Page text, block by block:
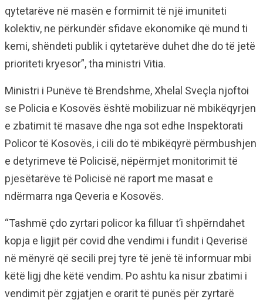
qytetarëve në masën e formimit të një imuniteti
kolektiv, ne përkundër sfidave ekonomike që mund ti
kemi, shëndeti publik i qytetarëve duhet dhe do të jetë
prioriteti kryesor”, tha ministri Vitia.
Ministri i Punëve të Brendshme, Xhelal Sveçla njoftoi
se Policia e Kosovës është mobilizuar në mbikëqyrjen
e zbatimit të masave dhe nga sot edhe Inspektorati
Policor të Kosovës, i cili do të mbikëqyrë përmbushjen
e detyrimeve të Policisë, nëpërmjet monitorimit të
pjesëtarëve të Policisë në raport me masat e
ndërmarra nga Qeveria e Kosovës.
“Tashmë çdo zyrtari policor ka filluar t’i shpërndahet
kopja e ligjit për covid dhe vendimi i fundit i Qeverisë
në mënyrë që secili prej tyre të jenë të informuar mbi
këtë ligj dhe këtë vendim. Po ashtu ka nisur zbatimi i
vendimit për zgjatjen e orarit të punës për zyrtarë